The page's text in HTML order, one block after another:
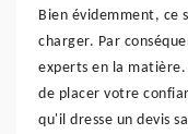
Bien évidemment, ce
charger. Par
experts en la matière.
de placer votre
qu'il dresse un devis